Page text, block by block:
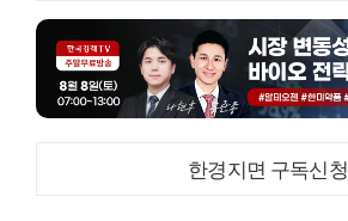
한경지면 구독신청